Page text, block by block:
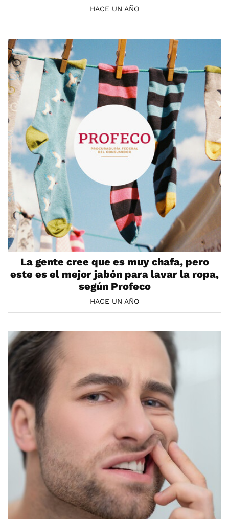
HACE UN AÑO
La gente cree que es muy chafa, pero
este es el mejor jabón para lavar la ropa,
según Profeco
HACE UN AÑO